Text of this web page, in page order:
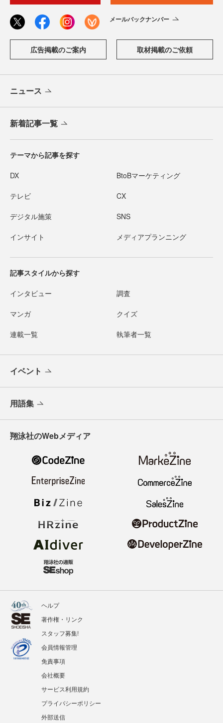
メールバックナンバー
広告掲載のご案内 取材掲載のご依頼
ニュース
新着記事一覧
テーマから記事を探す
DX BtoBマーケティング
テレビ CX
デジタル施策 SNS
インサイト メディアプランニング
記事スタイルから探す
インタビュー 調査
マンガ クイズ
連載一覧 執筆者一覧
イベント
用語集
翔泳社のWebメディア
ヘルプ
著作権・リンク
スタッフ募集!
会員情報管理
免責事項
会社概要
サービス利用規約
プライバシーポリシー
外部送信